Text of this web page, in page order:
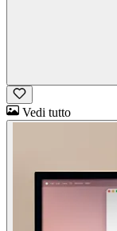
Vedi tutto